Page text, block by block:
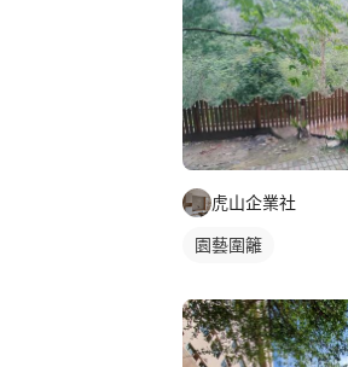
虎山企業社
園藝圍籬